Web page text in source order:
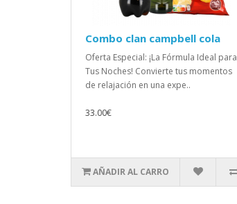
Combo clan campbell cola
Oferta Especial: ¡La Fórmula Ideal para
Tus Noches! Convierte tus momentos
de relajación en una expe..
33.00€
AÑADIR AL CARRO